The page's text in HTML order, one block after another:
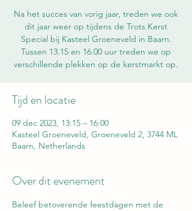
Na het succes van vorig jaar, treden we ook
dit jaar weer op tijdens de Trots Kerst
Special bij Kasteel Groeneveld in Baarn.
Tussen 13.15 en 16.00 uur treden we op
verschillende plekken op de kerstmarkt op.
Tijd en locatie
09 dec 2023, 13:15 – 16:00
Kasteel Groeneveld, Groeneveld 2, 3744 ML
Baarn, Netherlands
Over dit evenement
Beleef betoverende feestdagen met de